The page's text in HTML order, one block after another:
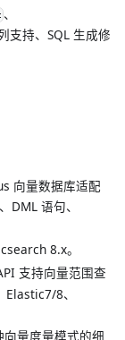
、
支持、SQL 生成修
向量数据库适配
DML 语句、
8.x。
支持向量范围查
8、
量度量模式的细